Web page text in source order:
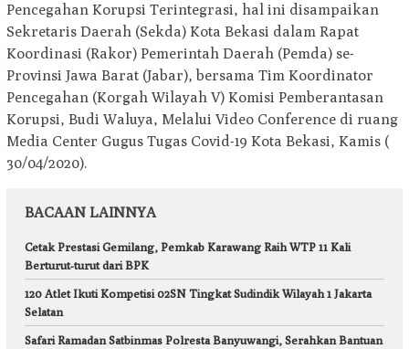
Pencegahan Korupsi Terintegrasi, hal ini disampaikan
Sekretaris Daerah (Sekda) Kota Bekasi dalam Rapat
Koordinasi (Rakor) Pemerintah Daerah (Pemda) se-
Provinsi Jawa Barat (Jabar), bersama Tim Koordinator
Pencegahan (Korgah Wilayah V) Komisi Pemberantasan
Korupsi, Budi Waluya, Melalui Video Conference di ruang
Media Center Gugus Tugas Covid-19 Kota Bekasi, Kamis (
30/04/2020).
BACAAN LAINNYA
Cetak Prestasi Gemilang, Pemkab Karawang Raih WTP 11 Kali
Berturut-turut dari BPK
120 Atlet Ikuti Kompetisi 02SN Tingkat Sudindik Wilayah 1 Jakarta
Selatan
Safari Ramadan Satbinmas Polresta Banyuwangi, Serahkan Bantuan